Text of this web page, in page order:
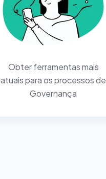
Obter ferramentas mais
atuais para os processos de
Governança